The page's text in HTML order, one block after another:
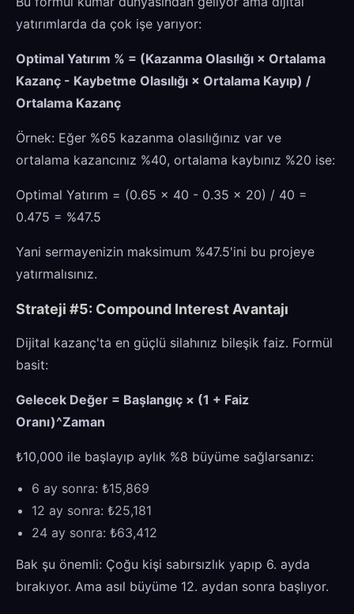
yatırımlarda da çok işe yarıyor:
Optimal Yatırım % = (Kazanma Olasılığı × Ortalama
Kazanç - Kaybetme Olasılığı × Ortalama Kayıp) /
Ortalama Kazanç
Örnek: Eğer %65 kazanma olasılığınız var ve
ortalama kazancınız %40, ortalama kaybınız %20 ise:
Optimal Yatırım = (0.65 × 40 - 0.35 × 20) / 40 =
0.475 = %47.5
Yani sermayenizin maksimum %47.5'ini bu projeye
yatırmalısınız.
Strateji #5: Compound Interest Avantajı
Dijital kazanç'ta en güçlü silahınız bileşik faiz. Formül
basit:
Gelecek Değer = Başlangıç × (1 + Faiz
Oranı)^Zaman
₺10,000 ile başlayıp aylık %8 büyüme sağlarsanız:
6 ay sonra: ₺15,869
12 ay sonra: ₺25,181
24 ay sonra: ₺63,412
Bak şu önemli: Çoğu kişi sabırsızlık yapıp 6. ayda
bırakıyor. Ama asıl büyüme 12. aydan sonra başlıyor.